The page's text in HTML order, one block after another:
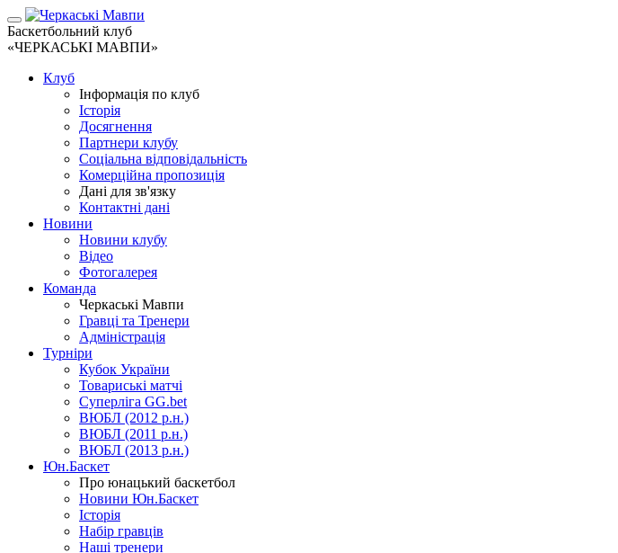
Баскетбольний клуб
«ЧЕРКАСЬКІ МАВПИ»
Клуб
Інформація по клуб
Історія
Досягнення
Партнери клубу
Соціальна відповідальність
Комерційна пропозиція
Дані для зв'язку
Контактні дані
Новини
Новини клубу
Відео
Фотогалерея
Команда
Черкаські Мавпи
Гравці та Тренери
Адміністрація
Турніри
Кубок України
Товариські матчі
Суперліга GG.bet
ВЮБЛ (2012 р.н.)
ВЮБЛ (2011 р.н.)
ВЮБЛ (2013 р.н.)
Юн.Баскет
Про юнацький баскетбол
Новини Юн.Баскет
Історія
Набір гравців
Наші тренери